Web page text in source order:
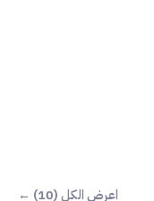
اعرض الكل (10) ←